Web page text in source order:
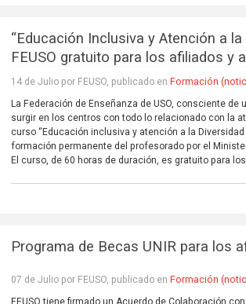
“Educación Inclusiva y Atención a
FEUSO gratuito para los afiliados y
14 de Julio por FEUSO, publicado en Formación
La Federación de Enseñanza de USO, consciente
surgir en los centros con todo lo relacionado con la
curso “Educación inclusiva y atención a la
formación permanente del profesorado por el
El curso, de 60 horas de duración, es gratuito para los
Programa de Becas UNIR para los
07 de Julio por FEUSO, publicado en Formación
FEUSO tiene firmado un Acuerdo de Colaboración